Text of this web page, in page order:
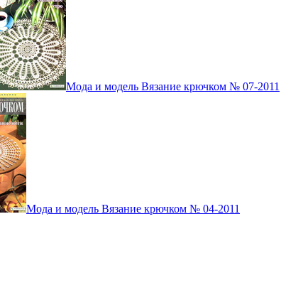
Мода и модель Вязание крючком № 07-2011
Мода и модель Вязание крючком № 04-2011